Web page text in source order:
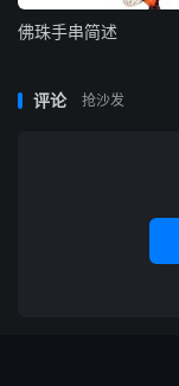
佛珠手串简述
评论 抢沙发